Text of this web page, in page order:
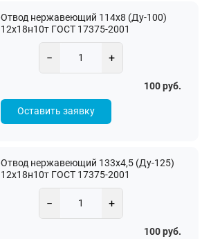
Отвод нержавеющий 114х8 (Ду-100)
12х18н10т ГОСТ 17375-2001
− +
100 руб.
Оставить заявку
Отвод нержавеющий 133х4,5 (Ду-125)
12х18н10т ГОСТ 17375-2001
− +
100 руб.